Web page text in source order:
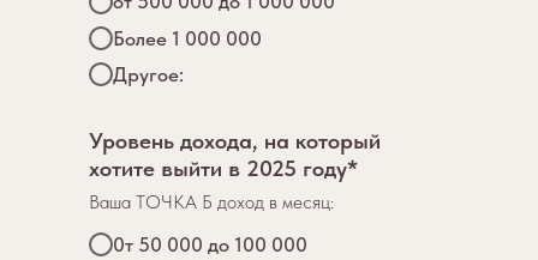
Более 1 000 000
Другое:
Уровень дохода, на который
хотите выйти в 2025 году*
Ваша ТОЧКА Б доход в месяц:
0т 50 000 до 100 000